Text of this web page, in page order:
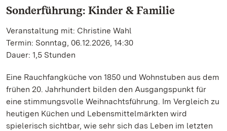
Sonderführung: Kinder & Familie
Veranstaltung mit: Christine Wahl
Termin: Sonntag, 06.12.2026, 14:30
Dauer: 1,5 Stunden
Eine Rauchfangküche von 1850 und Wohnstuben aus dem
frühen 20. Jahrhundert bilden den Ausgangspunkt für
eine stimmungsvolle Weihnachtsführung. Im Vergleich zu
heutigen Küchen und Lebensmittelmärkten wird
spielerisch sichtbar, wie sehr sich das Leben im letzten